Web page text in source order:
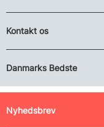
Kontakt os
Danmarks Bedste
Nyhedsbrev